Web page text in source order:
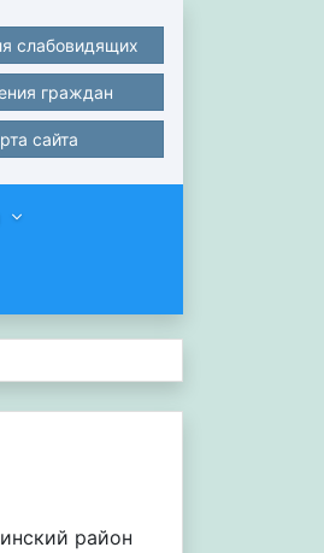
слабовидящих
граждан
сайта
район